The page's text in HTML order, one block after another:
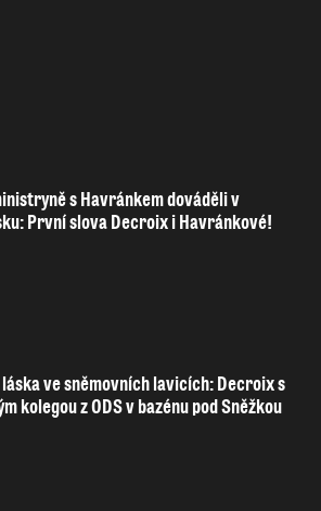
s Havránkem dováděli v
První slova Decroix i Havránkové!
ve sněmovních lavicích: Decroix s
kolegou z ODS v bazénu pod Sněžkou